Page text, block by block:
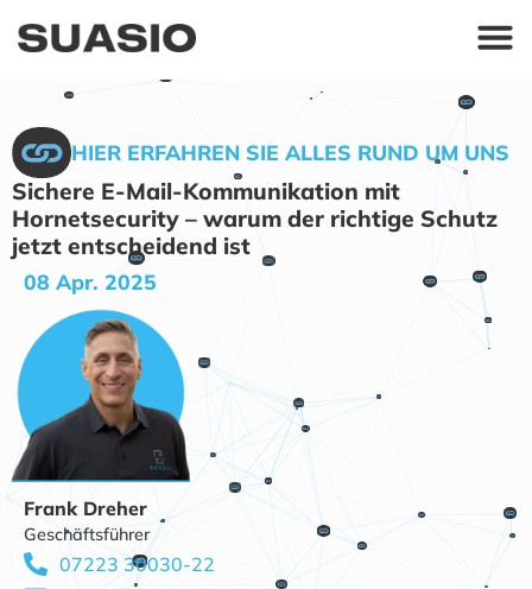
HIER ERFAHREN SIE ALLES RUND UM UNS
Sichere E-Mail-Kommunikation mit
Hornetsecurity – warum der richtige Schutz
jetzt entscheidend ist
08 Apr. 2025
Frank Dreher
Geschäftsführer
07223 30030-22